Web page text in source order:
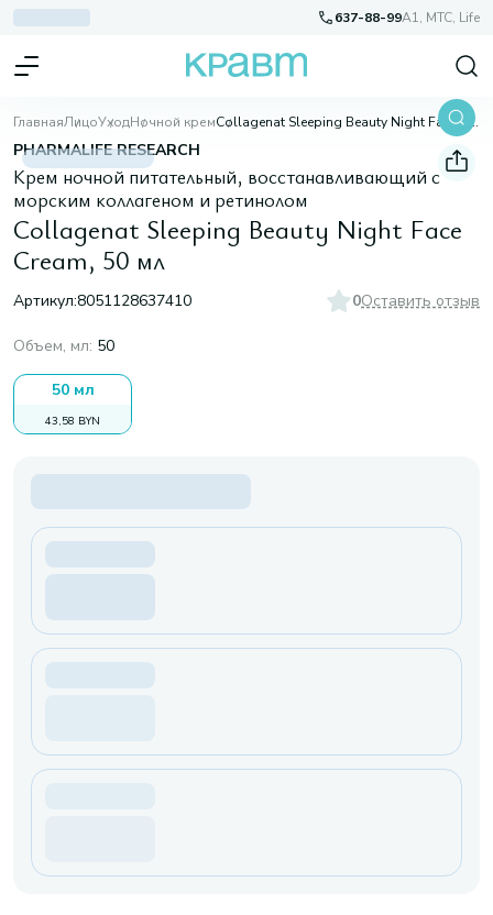
637-88-99A1, МТС, Life
ГлавнаяЛицоУходНочной крем Collagenat Sleeping Beauty Night Face Cream, 50 мл
PHARMALIFE RESEARCH
Крем ночной питательный, восстанавливающий с
морским коллагеном и ретинолом
Collagenat Sleeping Beauty Night Face
Cream, 50 мл
Артикул:8051128637410 0Оставить отзыв
Объем, мл: 50
50 мл
43,58 BYN